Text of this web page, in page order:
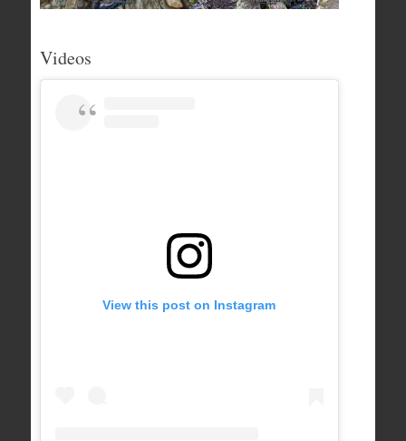
Videos
View this post on Instagram